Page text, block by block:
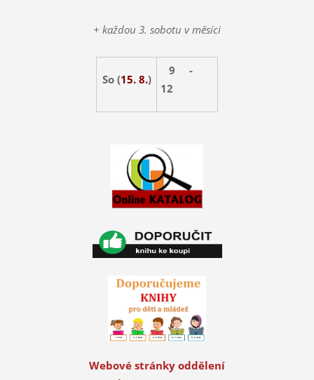
+ každou 3. sobotu v měsíci
So (15. 8.)
9 -
12
Webové stránky oddělení